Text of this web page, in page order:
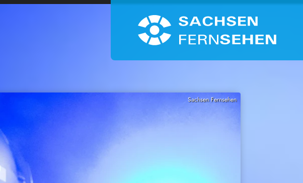
Sachsen Fernsehen